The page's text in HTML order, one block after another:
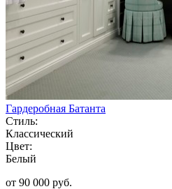
Гардеробная Батанта
Стиль:
Классический
Цвет:
Белый
от 90 000 руб.